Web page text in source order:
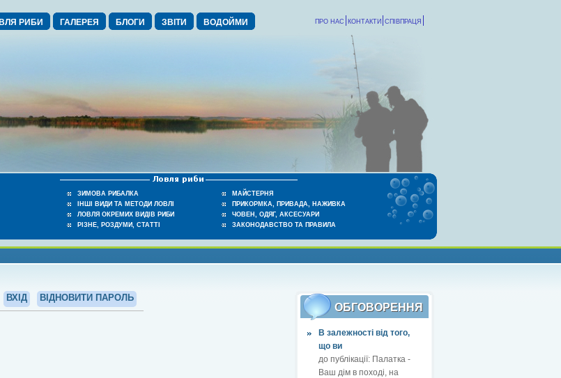
РИБИ ГАЛЕРЕЯ БЛОГИ ЗВІТИ ВОДОЙМИ СПІВПРАЦЯ
КОНТАКТИ
ПРО НАС
ЗИМОВА РИБАЛКА
ІНШІ ВИДИ ТА МЕТОДИ ЛОВЛІ
ЛОВЛЯ ОКРЕМИХ ВИДІВ РИБИ
РІЗНЕ, РОЗДУМИ, СТАТТІ
МАЙСТЕРНЯ
ПРИКОРМКА, ПРИВАДА, НАЖИВКА
ЧОВЕН, ОДЯГ, АКСЕСУАРИ
ЗАКОНОДАВСТВО ТА ПРАВИЛА
ВХІД ВІДНОВИТИ ПАРОЛЬ
ОБГОВОРЕННЯ
В залежності від того,
що ви
до публікації: Палатка -
Ваш дім в поході, на